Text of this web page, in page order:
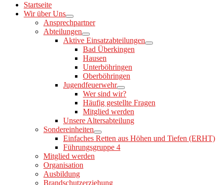
Startseite
Wir über Uns
Ansprechpartner
Abteilungen
Aktive Einsatzabteilungen
Bad Überkingen
Hausen
Unterböhringen
Oberböhringen
Jugendfeuerwehr
Wer sind wir?
Häufig gestellte Fragen
Mitglied werden
Unsere Altersabteilung
Sondereinheiten
Einfaches Retten aus Höhen und Tiefen (ERHT)
Führungsgruppe 4
Mitglied werden
Organisation
Ausbildung
Brandschutzerziehung